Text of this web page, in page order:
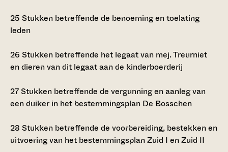
25 Stukken betreffende de benoeming en toelating
leden
26 Stukken betreffende het legaat van mej. Treurniet
en dieren van dit legaat aan de kinderboerderij
27Stukken betreffende de vergunning en aanleg van
een duiker in het bestemmingsplan De Bosschen
28 Stukken betreffende de voorbereiding, bestekken en
uitvoering van het bestemmingsplan Zuid I en Zuid II